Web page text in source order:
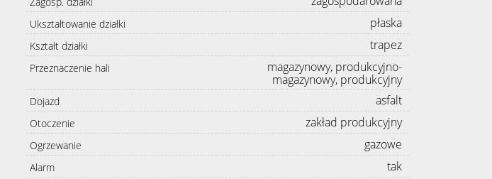
Ukształtowanie działki płaska
Kształt działki trapez
Przeznaczenie hali
magazynowy, produkcyjno-
magazynowy, produkcyjny
Dojazd asfalt
Otoczenie zakład produkcyjny
Ogrzewanie gazowe
Alarm tak